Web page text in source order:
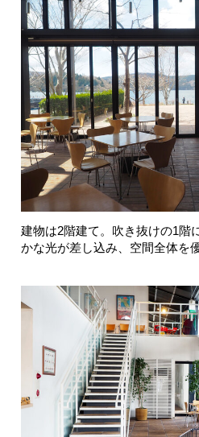
建物は2階建て。吹き抜けの1階
かな光が差し込み、空間全体を